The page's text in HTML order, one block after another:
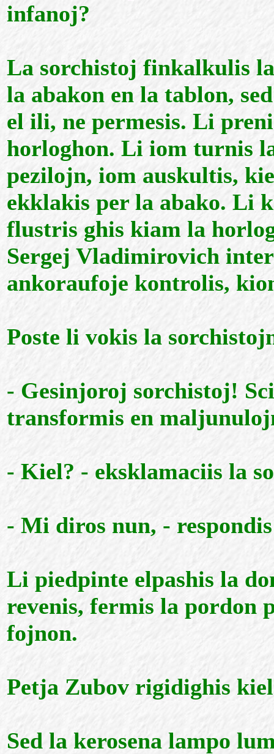
infanoj?
La sorchistoj finkalkulis
la abakon en la tablon,
el ili, ne permesis. Li
horloghon. Li iom turnis
pezilojn, iom auskultis,
ekklakis per la abako. Li
flustris ghis kiam la
Sergej Vladimirovich
ankoraufoje kontrolis,
Poste li vokis la
- Gesinjoroj sorchistoj!
transformis en
- Kiel? - eksklamaciis la
- Mi diros nun, -
Li piedpinte elpashis la
revenis, fermis la pordon
fojnon.
Petja Zubov rigidighis
Sed la kerosena lampo